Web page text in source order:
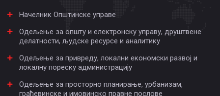
Начелник Општинске управе
Одељење за општу и електронску управу, друштвене
делатности, људске ресурсе и аналитику
Одељење за привреду, локални економски развој и
локалну пореску администрацију
Одељење за просторно планирање, урбанизам,
грађевинске и имовинско правне послове